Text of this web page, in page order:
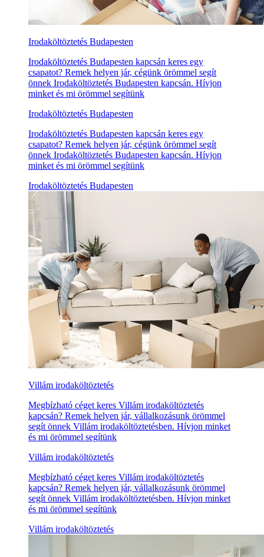
Irodaköltöztetés Budapesten
Irodaköltöztetés Budapesten kapcsán keres egy
csapatot? Remek helyen jár, cégünk örömmel segít
önnek Irodaköltöztetés Budapesten kapcsán. Hívjon
minket és mi örömmel segítünk
Irodaköltöztetés Budapesten
Irodaköltöztetés Budapesten kapcsán keres egy
csapatot? Remek helyen jár, cégünk örömmel segít
önnek Irodaköltöztetés Budapesten kapcsán. Hívjon
minket és mi örömmel segítünk
Irodaköltöztetés Budapesten
Villám irodaköltöztetés
Megbízható céget keres Villám irodaköltöztetés
kapcsán? Remek helyen jár, vállalkozásunk örömmel
segít önnek Villám irodaköltöztetésben. Hívjon minket
és mi örömmel segítünk
Villám irodaköltöztetés
Megbízható céget keres Villám irodaköltöztetés
kapcsán? Remek helyen jár, vállalkozásunk örömmel
segít önnek Villám irodaköltöztetésben. Hívjon minket
és mi örömmel segítünk
Villám irodaköltöztetés